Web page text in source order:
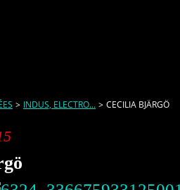
> INDUS, ELECTRO... > CECILIA BJÄRGÖ